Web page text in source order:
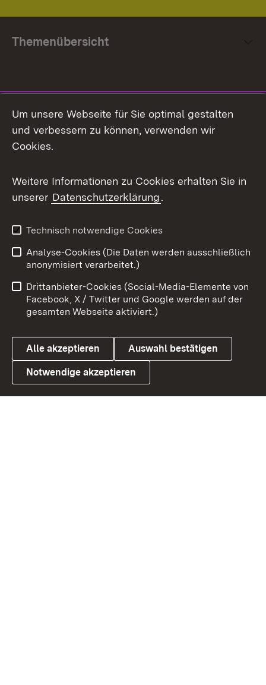
Themenübersicht
Facebook
X / Twitter
Youtube
Link zum Landesportal
Impressum
Kontakt
Barrierefreiheit
Datenschutz
Cookies
Um unsere Webseite für Sie optimal gestalten
und verbessern zu können, verwenden wir
Cookies.
Weitere Informationen zu Cookies erhalten Sie in
unserer Datenschutzerklärung.
Technisch notwendige Cookies
Analyse-Cookies (Die Daten werden ausschließlich
anonymisiert verarbeitet.)
Drittanbieter-Cookies (Social-Media-Elemente von
Facebook, X / Twitter und Google werden auf der
gesamten Webseite aktiviert.)
Alle akzeptieren Auswahl bestätigen
Notwendige akzeptieren